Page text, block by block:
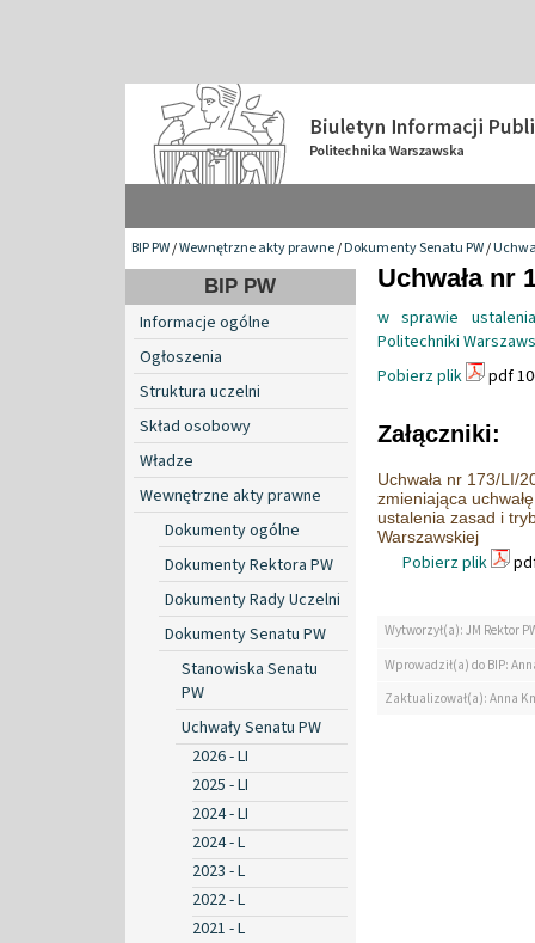
BIP PW/Wewnętrzne akty prawne/Dokumenty Senatu PW/
BIP PW
Informacje ogólne
Ogłoszenia
Struktura uczelni
Skład osobowy
Władze
Wewnętrzne akty prawne
Dokumenty ogólne
Dokumenty Rektora PW
Dokumenty Rady Uczelni
Dokumenty Senatu PW
Stanowiska Senatu
PW
Uchwały Senatu PW
2026 - LI
2025 - LI
2024 - LI
2024 - L
2023 - L
2022 - L
2021 - L
Uchwała nr
w sprawie
Politechniki
Pobierz plik
pdf
Załączniki:
Uchwała nr 173/LI/
zmieniająca
ustalenia zasad i
Warszawskiej
Pobierz plik
Wytworzył(a): JM Rektor
Wprowadził(a) do BIP:
Zaktualizował(a): Anna